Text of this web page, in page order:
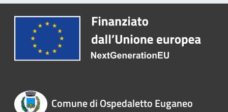
Comune di Ospedaletto Euganeo